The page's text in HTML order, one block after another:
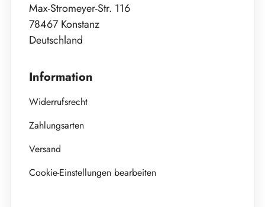
Max-Stromeyer-Str. 116
78467 Konstanz
Deutschland
Information
Widerrufsrecht
Zahlungsarten
Versand
Cookie-Einstellungen bearbeiten